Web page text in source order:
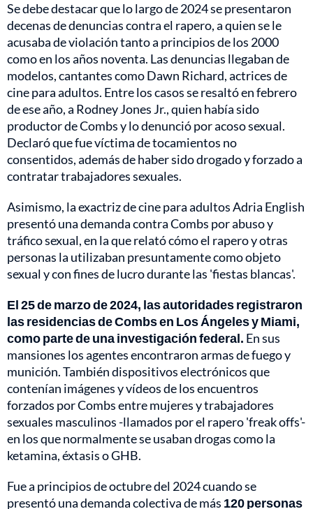
Se debe destacar que lo largo de 2024 se presentaron
decenas de denuncias contra el rapero, a quien se le
acusaba de violación tanto a principios de los 2000
como en los años noventa. Las denuncias llegaban de
modelos, cantantes como Dawn Richard, actrices de
cine para adultos. Entre los casos se resaltó en febrero
de ese año, a Rodney Jones Jr., quien había sido
productor de Combs y lo denunció por acoso sexual.
Declaró que fue víctima de tocamientos no
consentidos, además de haber sido drogado y forzado a
contratar trabajadores sexuales.
Asimismo, la exactriz de cine para adultos Adria English
presentó una demanda contra Combs por abuso y
tráfico sexual, en la que relató cómo el rapero y otras
personas la utilizaban presuntamente como objeto
sexual y con fines de lucro durante las 'fiestas blancas'.
El 25 de marzo de 2024, las autoridades registraron
las residencias de Combs en Los Ángeles y Miami,
como parte de una investigación federal. En sus
mansiones los agentes encontraron armas de fuego y
munición. También dispositivos electrónicos que
contenían imágenes y vídeos de los encuentros
forzados por Combs entre mujeres y trabajadores
sexuales masculinos -llamados por el rapero 'freak offs'-
en los que normalmente se usaban drogas como la
ketamina, éxtasis o GHB.
Fue a principios de octubre del 2024 cuando se
presentó una demanda colectiva de más 120 personas